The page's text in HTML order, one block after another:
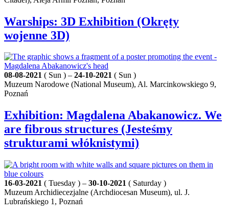
Warships: 3D Exhibition (Okręty
wojenne 3D)
08-08-2021 ( Sun ) – 24-10-2021 ( Sun )
Muzeum Narodowe (National Museum), Al. Marcinkowskiego 9,
Poznań
Exhibition: Magdalena Abakanowicz. We
are fibrous structures (Jesteśmy
strukturami włóknistymi)
16-03-2021 ( Tuesday ) – 30-10-2021 ( Saturday )
Muzeum Archidiecezjalne (Archdiocesan Museum), ul. J.
Lubrańskiego 1, Poznań